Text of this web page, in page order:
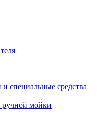
специальные средства
мойки